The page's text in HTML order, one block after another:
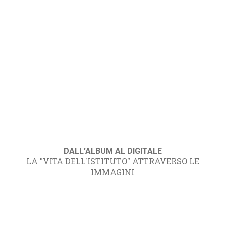
DALL'ALBUM AL DIGITALE
LA "VITA DELL'ISTITUTO" ATTRAVERSO LE
IMMAGINI